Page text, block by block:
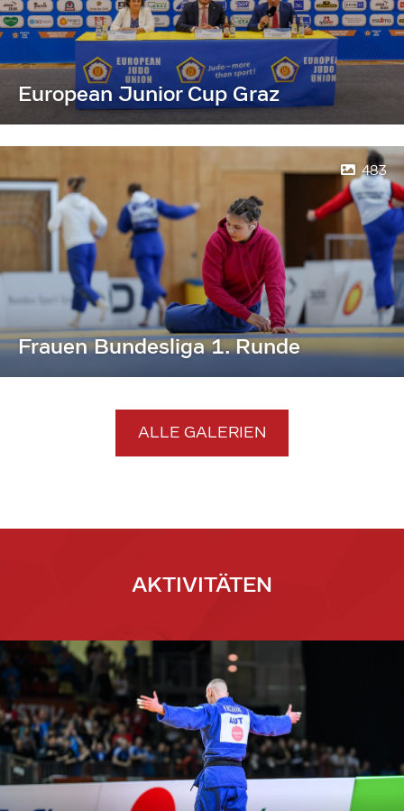
European Junior Cup Graz
483
Frauen Bundesliga 1. Runde
ALLE GALERIEN
AKTIVITÄTEN